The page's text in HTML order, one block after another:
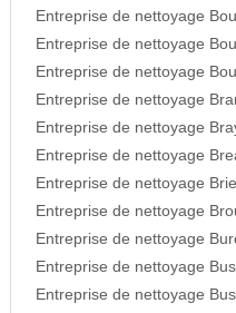
Entreprise de nettoyage
Entreprise de nettoyage
Entreprise de nettoyage
Entreprise de nettoyage
Entreprise de nettoyage
Entreprise de nettoyage
Entreprise de nettoyage
Entreprise de nettoyage
Entreprise de nettoyage
Entreprise de nettoyage
Entreprise de nettoyage